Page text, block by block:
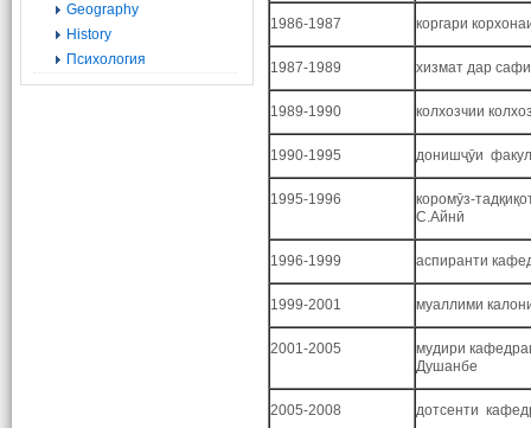
Geography
History
Психология
1986-1987 коргари
1987-1989 хизмат дар
1989-1990 колхозчии
1990-1995 донишҷӯи
1995-1996
коромӯз-
С.Айнӣ
1996-1999 аспиранти
1999-2001 муаллими
2001-2005
мудири
Душанбе
2005-2008 дотсенти